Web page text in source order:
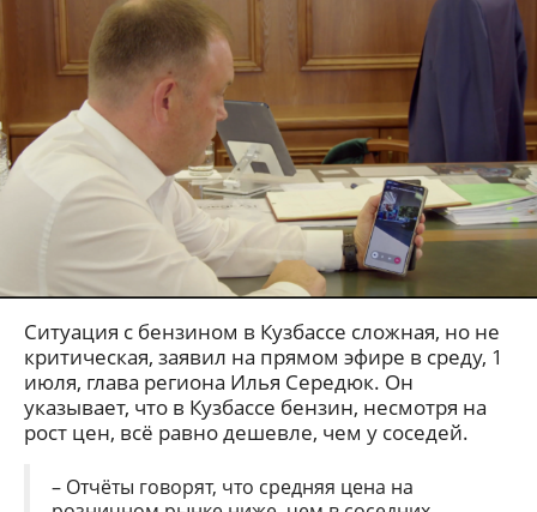
Ситуация с бензином в Кузбассе сложная, но не
критическая, заявил на прямом эфире в среду, 1
июля, глава региона Илья Середюк. Он
указывает, что в Кузбассе бензин, несмотря на
рост цен, всё равно дешевле, чем у соседей.
– Отчёты говорят, что средняя цена на